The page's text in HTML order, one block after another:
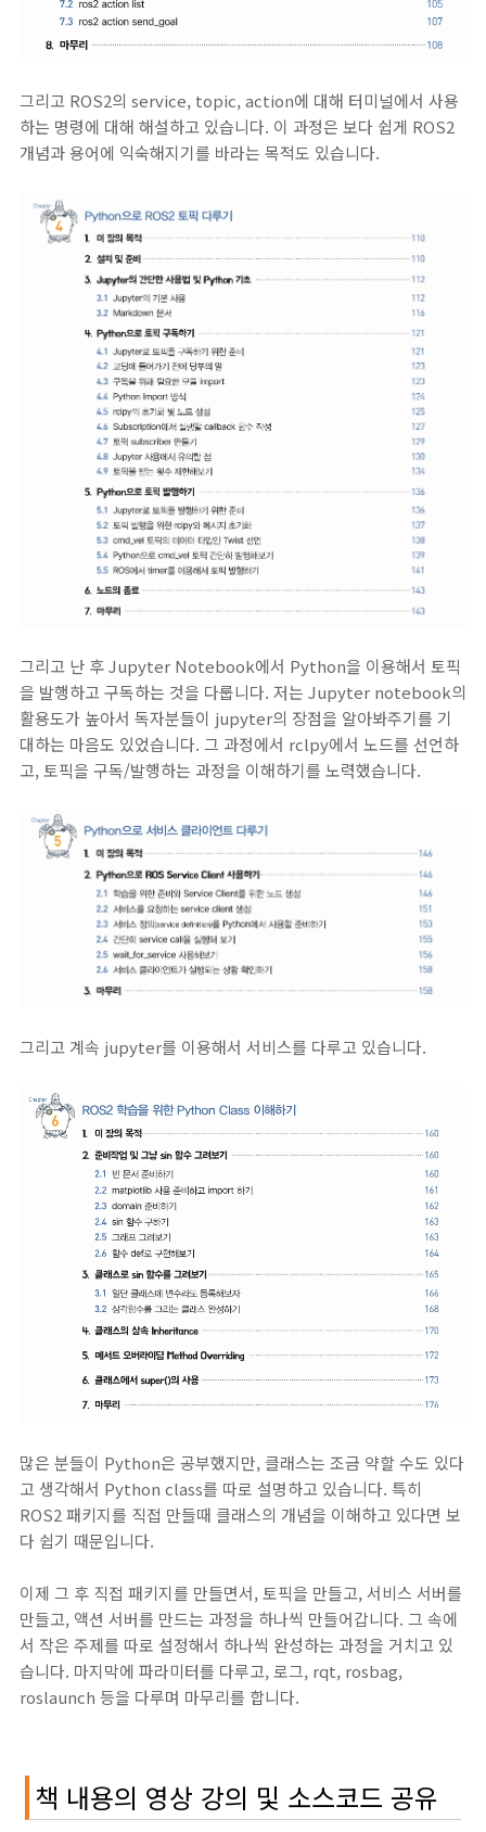
그리고 ROS2의 service, topic, action에 대해 터미널에서 사용
하는 명령에 대해 해설하고 있습니다. 이 과정은 보다 쉽게 ROS2
개념과 용어에 익숙해지기를 바라는 목적도 있습니다.
그리고 난 후 Jupyter Notebook에서 Python을 이용해서 토픽
을 발행하고 구독하는 것을 다룹니다. 저는 Jupyter notebook의
활용도가 높아서 독자분들이 jupyter의 장점을 알아봐주기를 기
대하는 마음도 있었습니다. 그 과정에서 rclpy에서 노드를 선언하
고, 토픽을 구독/발행하는 과정을 이해하기를 노력했습니다.
그리고 계속 jupyter를 이용해서 서비스를 다루고 있습니다.
많은 분들이 Python은 공부했지만, 클래스는 조금 약할 수도 있다
고 생각해서 Python class를 따로 설명하고 있습니다. 특히
ROS2 패키지를 직접 만들때 클래스의 개념을 이해하고 있다면 보
다 쉽기 때문입니다.
이제 그 후 직접 패키지를 만들면서, 토픽을 만들고, 서비스 서버를
만들고, 액션 서버를 만드는 과정을 하나씩 만들어갑니다. 그 속에
서 작은 주제를 따로 설정해서 하나씩 완성하는 과정을 거치고 있
습니다. 마지막에 파라미터를 다루고, 로그, rqt, rosbag,
roslaunch 등을 다루며 마무리를 합니다.
책 내용의 영상 강의 및 소스코드 공유